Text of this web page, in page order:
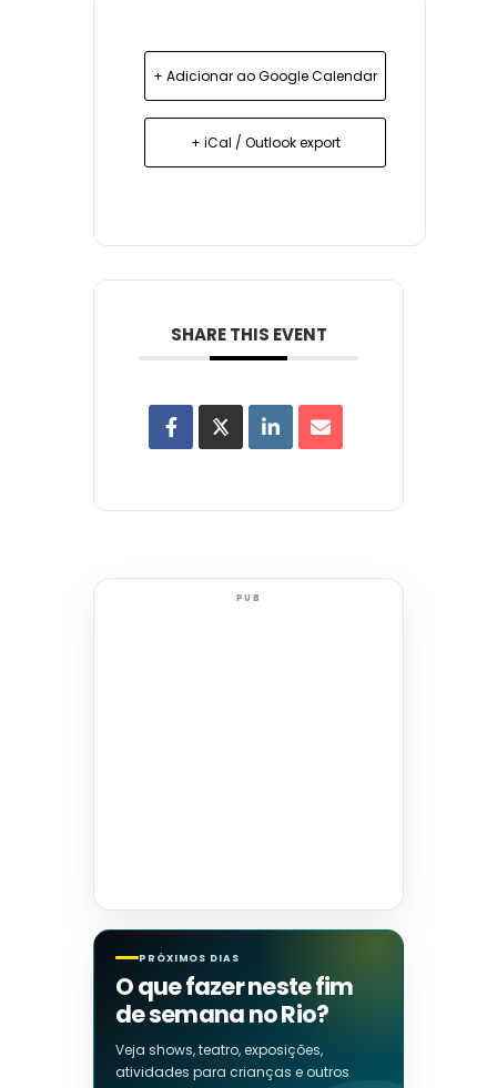
+ Adicionar ao Google Calendar
+ iCal / Outlook export
SHARE THIS EVENT
PUB
PRÓXIMOS DIAS
O que fazer neste fim
de semana no Rio?
Veja shows, teatro, exposições,
atividades para crianças e outros